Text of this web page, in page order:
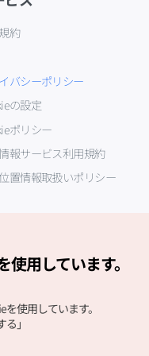
約
バシーポリシー
の設定
ポリシー
報サービス利用規約
置情報取扱いポリシー
用しています。
使用しています。
」